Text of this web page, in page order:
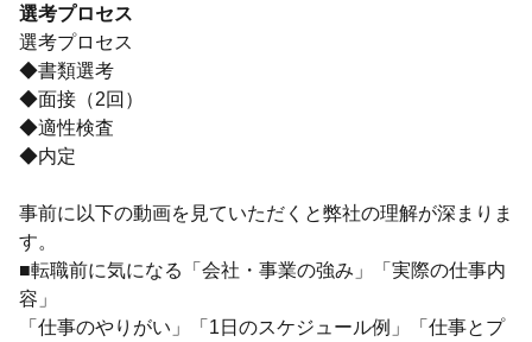
選考プロセス
選考プロセス
◆書類選考
◆面接（2回）
◆適性検査
◆内定
事前に以下の動画を見ていただくと弊社の理解が深まりま
す。
■転職前に気になる「会社・事業の強み」「実際の仕事内
容」
「仕事のやりがい」「1日のスケジュール例」「仕事とプ